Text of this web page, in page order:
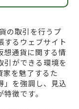
の取引を行うプ
するウェブサイト
想通貨に関する情
引ができる環境を
家を魅了するた
」を強調し、見込
徴です。